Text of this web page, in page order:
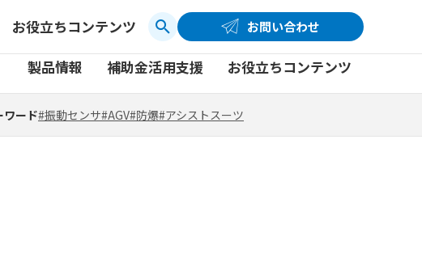
お問い合わせ
製品一覧
ク
お役立ちコンテンツ
取扱製品 社員ブログ
ワード#振動センサ#AGV#防爆#アシストスーツ
コーポレートサイト お問い合わせ
製品情報
製品一覧
補助金活用支援
ク
お役立ちコンテンツ
取扱製品 社員ブログ
ワード#振動センサ#AGV#防爆#アシストスーツ